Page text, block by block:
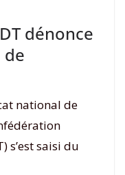
dénonce
de
national de
s’est saisi du